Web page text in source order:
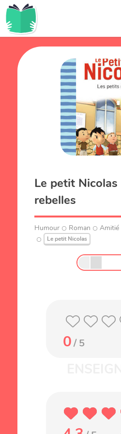
Le petit
rebelles
Humour Roman Amitié
Le petit Nicolas
0/ 5